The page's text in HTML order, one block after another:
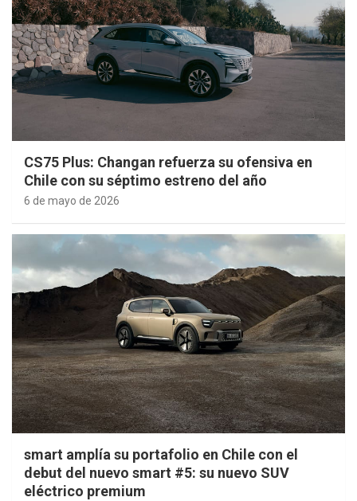
CS75 Plus: Changan refuerza su ofensiva en
Chile con su séptimo estreno del año
6 de mayo de 2026
smart amplía su portafolio en Chile con el
debut del nuevo smart #5: su nuevo SUV
eléctrico premium